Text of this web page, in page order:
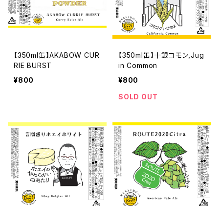
【350ml缶】AKABOW CUR
RIE BURST
¥800
【350ml缶】十銀コモン,Jug
in Common
¥800
SOLD OUT